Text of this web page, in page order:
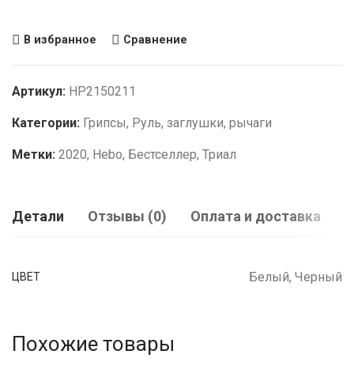
В избранное Сравнение
Артикул: HP2150211
Категории: Грипсы, Руль, заглушки, рычаги
Метки: 2020, Hebo, Бестселлер, Триал
Детали Отзывы (0) Оплата и доставка
ЦВЕТ Белый, Черный
Похожие товары